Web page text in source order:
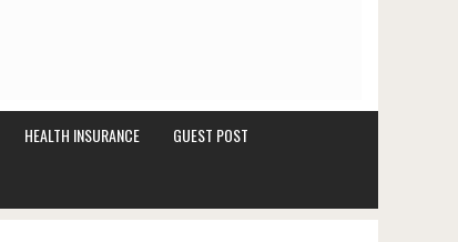
HEALTH INSURANCE GUEST POST